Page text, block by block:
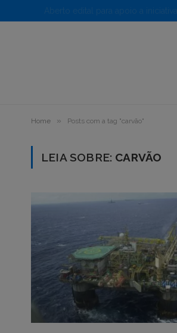
Home » Posts com a tag "carvão"
LEIA SOBRE: CARVÃO